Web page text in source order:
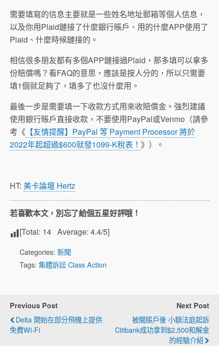
需要填寫的信息主要就是一些姓名地址郵箱等個人信息，
以及你用Plaid鏈接了什麼銀行賬戶、用的什麼APP使用了
Plaid、什麼時候鏈接的。
相信很多朋友都有多個APP鏈接過Plaid，那多填可以拿多
份賠償嗎？看FAQ的意思，應該是按人分的，所以只需要
填1個就足夠了，填多了也沒什麼用。
最後一步是需要填一下收款方式用來收賠償金。強烈建議
使用銀行賬戶直接收款，不要使用PayPal或Venmo（請參
考《 【友情提醒】PayPal 等 Payment Processor 將於
2022年起超過$600就發1099-K稅表！ 》）。
HT: 美卡論壇 Hertz
若喜歡本文，別忘了給個五星好評哦！
[Total: 14 Average: 4.4/5]
Categories: 新聞
Tags: 集體訴訟 Class Action
Previous Post
Delta 開始在部分飛機上提供
免費Wi-Fi
Next Post
被關賬戶後 小額法庭起訴
Citibank成功拿到$2,500和解金
的經驗介紹